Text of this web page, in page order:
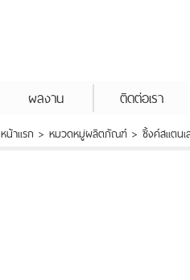
ผลงาน
ติดต่อเรา
หน้าแรก > หมวดหมู่ผลิตภัณฑ์ > ซิ้งค์สแตนเ